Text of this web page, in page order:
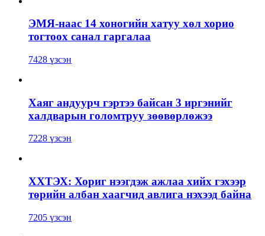
ЭМЯ-наас 14 хоногийн хатуу хөл хорио
тогтоох санал гаргалаа
7428 үзсэн
Хаяг андуурч гэртээ байсан 3 иргэнийг
халдварын голомтруу зөөвөрлөжээ
7228 үзсэн
ХХТЭХ: Хориг нээгдэж ажлаа хийх гэхээр
төрийн албан хаагчид авлига нэхээд байна
7205 үзсэн